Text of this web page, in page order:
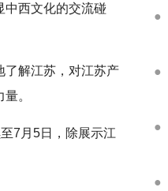
中西文化的交流碰
解江苏，对江苏产
。
7月5日，除展示江
●
●
●
●